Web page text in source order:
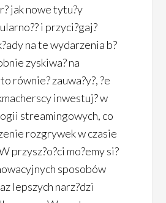
jak nowe tytu?y
i przyci?gaj?
na te wydarzenia b?
zyskiwa? na
równie? zauwa?y?, ?e
inwestuj? w
streamingowych, co
rozgrywek w czasie
przysz?o?ci mo?emy si?
sposobów
lepszych narz?dzi